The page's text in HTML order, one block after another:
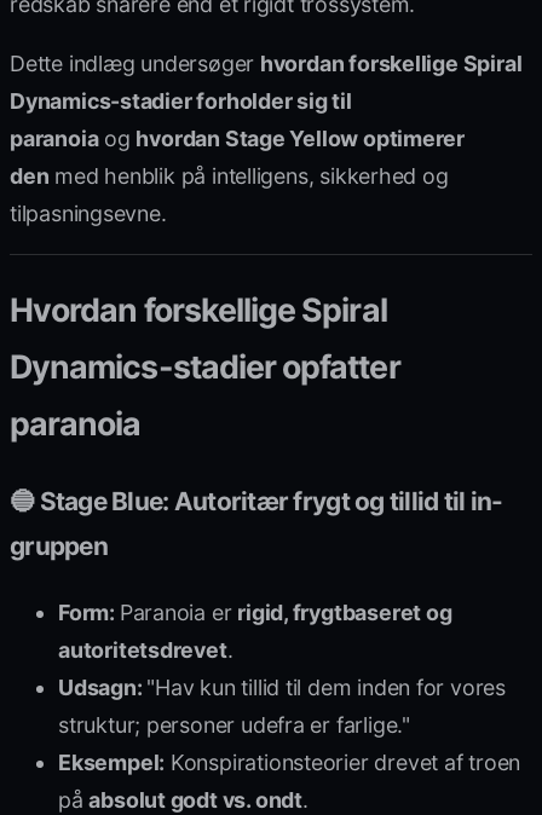
Dette indlæg undersøger hvordan forskellige Spiral
Dynamics-stadier forholder sig til
paranoiaog hvordan Stage Yellow optimerer
den med henblik på intelligens, sikkerhed og
tilpasningsevne.
Hvordan forskellige Spiral
Dynamics-stadier opfatter
paranoia
🔵 Stage Blue: Autoritær frygt og tillid til in-
gruppen
Form: Paranoia er rigid, frygtbaseret og
autoritetsdrevet.
Udsagn: "Hav kun tillid til dem inden for vores
struktur; personer udefra er farlige."
Eksempel: Konspirationsteorier drevet af troen
påabsolut godt vs. ondt.